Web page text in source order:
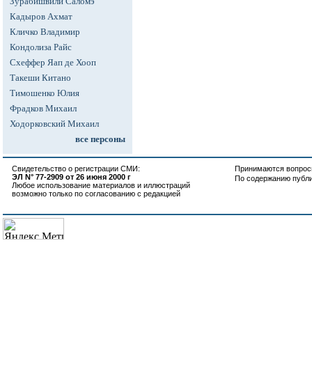
Кадыров Ахмат
Кличко Владимир
Кондолиза Райс
Схеффер Яап де Хооп
Такеши Китано
Тимошенко Юлия
Фрадков Михаил
Ходорковский Михаил
все персоны
Свидетельство о регистрации СМИ:
ЭЛ N° 77-2909 от 26 июня 2000 г
Любое использование материалов и иллюстраций
возможно только по согласованию с редакцией
Принимаются
По содержанию